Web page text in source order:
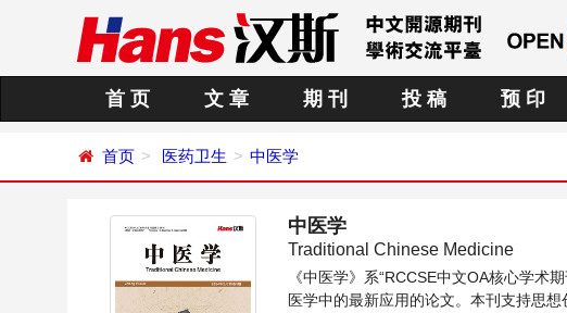
首 页 文 章 期 刊 投 稿 预 印
首页 医药卫生 中医学
中医学
Traditional Chinese Medicine
《中医学》系“RCCSE中文OA核心学术
医学中的最新应用的论文。本刊支持思